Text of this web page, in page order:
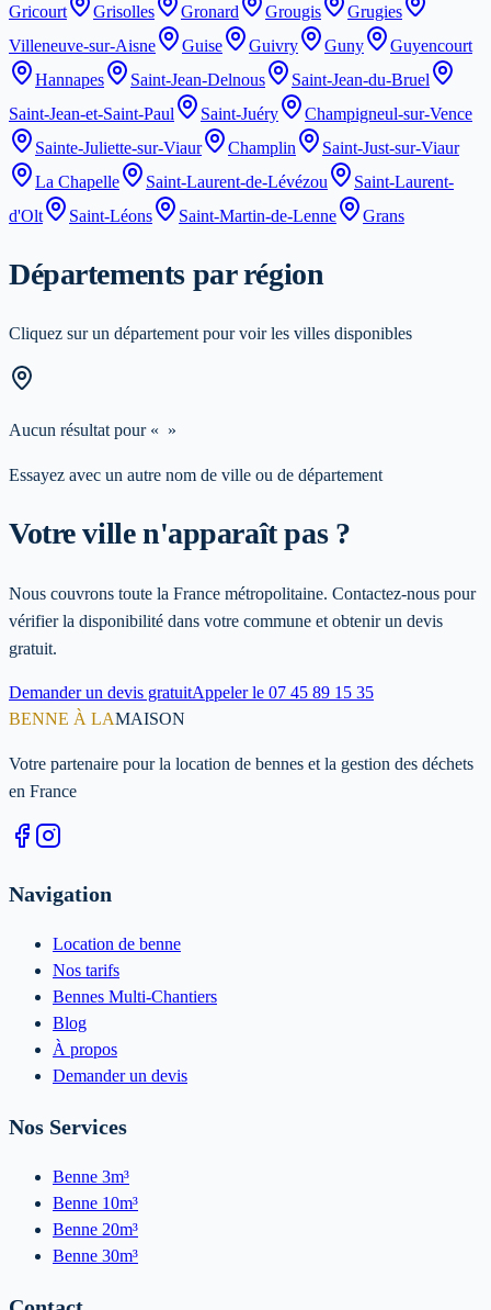
Gricourt
Grisolles Gronard Grougis
Grugies
Villeneuve-sur-Aisne
Guise Guivry Guny
Guyencourt
Hannapes
Saint-Jean-Delnous
Saint-Jean-du-Bruel
Saint-Jean-et-Saint-Paul
Saint-Juéry
Champigneul-sur-Vence
Sainte-Juliette-sur-Viaur
Champlin
Saint-Just-sur-Viaur
La Chapelle
Saint-Laurent-de-Lévézou
Saint-Laurent-
d'Olt
Saint-Léons Saint-Martin-de-Lenne Grans
Départements par région
Cliquez sur un département pour voir les villes disponibles
Aucun résultat pour « »
Essayez avec un autre nom de ville ou de département
Votre ville n'apparaît pas ?
Nous couvrons toute la France métropolitaine. Contactez-nous pour
vérifier la disponibilité dans votre commune et obtenir un devis
gratuit.
Demander un devis gratuitAppeler le 07 45 89 15 35
BENNE À LAMAISON
Votre partenaire pour la location de bennes et la gestion des déchets
en France
Navigation
Location de benne
Nos tarifs
Bennes Multi-Chantiers
Blog
À propos
Demander un devis
Nos Services
Benne 3m³
Benne 10m³
Benne 20m³
Benne 30m³